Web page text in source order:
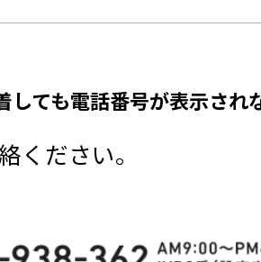
しても電話番号が表示され
ください。